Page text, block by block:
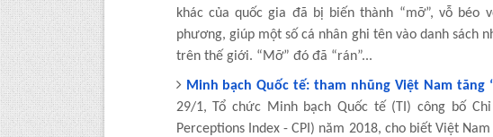
khác của quốc gia đã bị biến thành “mỡ”, vỗ
phương, giúp một số cá nhân ghi tên vào danh sách
trên thế giới. “Mỡ” đó đã “rán”...
Minh bạch Quốc tế: tham nhũng Việt Nam tăng
29/1, Tổ chức Minh bạch Quốc tế (TI) công bố
Perceptions Index - CPI) năm 2018, cho biết Việt